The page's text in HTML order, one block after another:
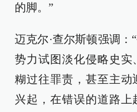
的脚。”
迈克尔·查尔斯顿强调
势力试图淡化侵略史实
糊过往罪责，甚至主动
兴起，在错误的道路上